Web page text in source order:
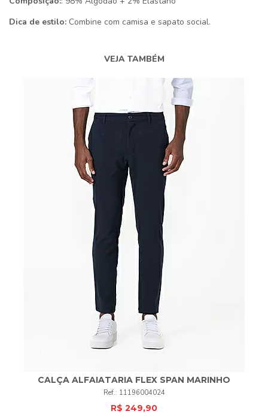
Dica de estilo: Combine com camisa e sapato social.
VEJA TAMBÉM
CALÇA ALFAIATARIA FLEX SPAN MARINHO
11196004024
R$ 249,90